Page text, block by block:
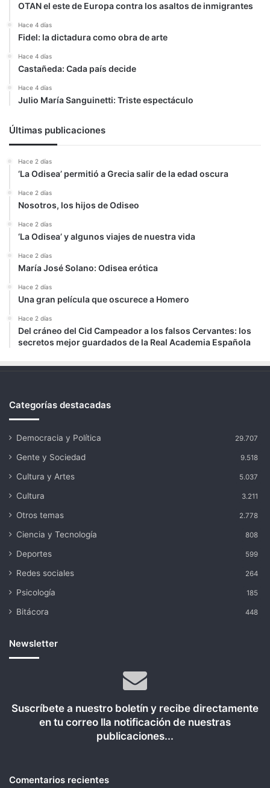
OTAN el este de Europa contra los asaltos de inmigrantes
Hace 4 días
Fidel: la dictadura como obra de arte
Hace 4 días
Castañeda: Cada país decide
Hace 4 días
Julio María Sanguinetti: Triste espectáculo
Últimas publicaciones
Hace 2 días
‘La Odisea’ permitió a Grecia salir de la edad oscura
Hace 2 días
Nosotros, los hijos de Odiseo
Hace 2 días
‘La Odisea’ y algunos viajes de nuestra vida
Hace 2 días
María José Solano: Odisea erótica
Hace 2 días
Una gran película que oscurece a Homero
Hace 2 días
Del cráneo del Cid Campeador a los falsos Cervantes: los
secretos mejor guardados de la Real Academia Española
Categorías destacadas
Democracia y Política 29.707
Gente y Sociedad 9.518
Cultura y Artes 5.037
Cultura 3.211
Otros temas 2.778
Ciencia y Tecnología 808
Deportes 599
Redes sociales 264
Psicología 185
Bitácora 448
Newsletter
Suscríbete a nuestro boletín y recibe directamente
en tu correo lla notificación de nuestras
publicaciones...
Comentarios recientes